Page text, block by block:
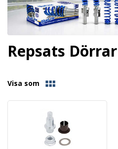
Repsats Dörrar
Visa som